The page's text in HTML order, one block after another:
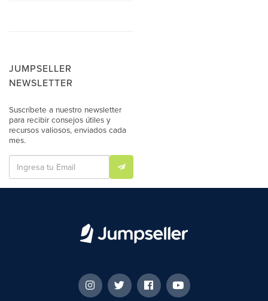
JUMPSELLER
NEWSLETTER
Suscríbete a nuestro newsletter
para recibir consejos útiles y
recursos valiosos, enviados cada
mes.